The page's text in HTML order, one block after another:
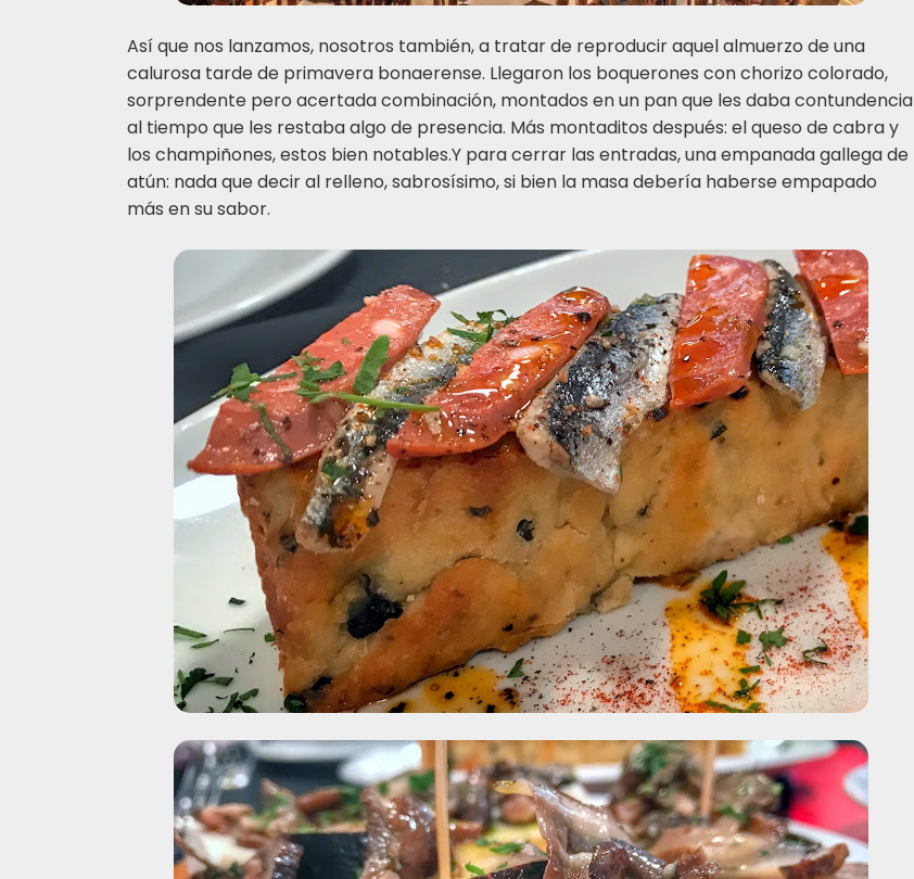
Así que nos lanzamos, nosotros también, a tratar de reproducir aquel almuerzo de una
calurosa tarde de primavera bonaerense. Llegaron los boquerones con chorizo colorado,
sorprendente pero acertada combinación, montados en un pan que les daba contundencia
al tiempo que les restaba algo de presencia. Más montaditos después: el queso de cabra y
los champiñones, estos bien notables.Y para cerrar las entradas, una empanada gallega de
atún: nada que decir al relleno, sabrosísimo, si bien la masa debería haberse empapado
más en su sabor.